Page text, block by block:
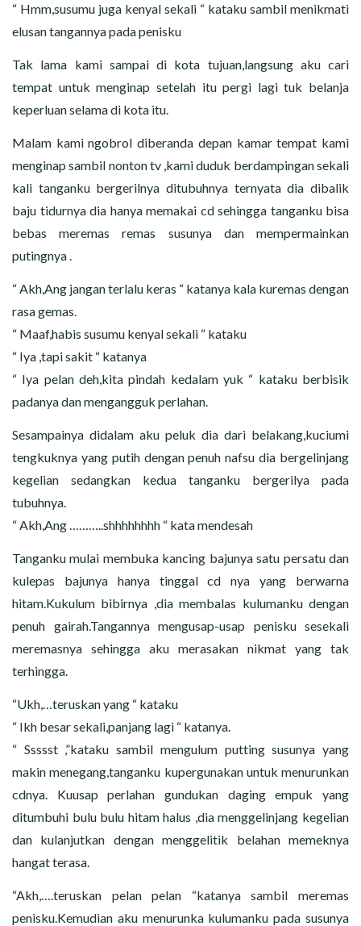
“ Hmm,susumu juga kenyal sekali “ kataku sambil menikmati
elusan tangannya pada penisku
Tak lama kami sampai di kota tujuan,langsung aku cari
tempat untuk menginap setelah itu pergi lagi tuk belanja
keperluan selama di kota itu.
Malam kami ngobrol diberanda depan kamar tempat kami
menginap sambil nonton tv ,kami duduk berdampingan sekali
kali tanganku bergerilnya ditubuhnya ternyata dia dibalik
baju tidurnya dia hanya memakai cd sehingga tanganku bisa
bebas meremas remas susunya dan mempermainkan
putingnya .
“ Akh,Ang jangan terlalu keras “ katanya kala kuremas dengan
rasa gemas.
“ Maaf,habis susumu kenyal sekali “ kataku
“ Iya ,tapi sakit “ katanya
“ Iya pelan deh,kita pindah kedalam yuk “ kataku berbisik
padanya dan mengangguk perlahan.
Sesampainya didalam aku peluk dia dari belakang,kuciumi
tengkuknya yang putih dengan penuh nafsu dia bergelinjang
kegelian sedangkan kedua tanganku bergerilya pada
tubuhnya.
“ Akh,Ang ………..shhhhhhhh “ kata mendesah
Tanganku mulai membuka kancing bajunya satu persatu dan
kulepas bajunya hanya tinggal cd nya yang berwarna
hitam.Kukulum bibirnya ,dia membalas kulumanku dengan
penuh gairah.Tangannya mengusap-usap penisku sesekali
meremasnya sehingga aku merasakan nikmat yang tak
terhingga.
“Ukh,…teruskan yang “ kataku
“ Ikh besar sekali,panjang lagi “ katanya.
“ Ssssst ,”kataku sambil mengulum putting susunya yang
makin menegang,tanganku kupergunakan untuk menurunkan
cdnya. Kuusap perlahan gundukan daging empuk yang
ditumbuhi bulu bulu hitam halus ,dia menggelinjang kegelian
dan kulanjutkan dengan menggelitik belahan memeknya
hangat terasa.
“Akh,….teruskan pelan pelan “katanya sambil meremas
penisku.Kemudian aku menurunka kulumanku pada susunya